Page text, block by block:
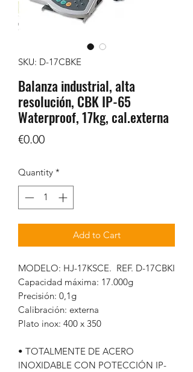
SKU: D-17CBKE
Balanza industrial, alta
resolución, CBK IP-65
Waterproof, 17kg, cal.externa
€0.00Price
Quantity *
Add to Cart
MODELO: HJ-17KSCE. REF. D-17CBKI
Capacidad máxima: 17.000g
Precisión: 0,1g
Calibración: externa
Plato inox: 400 x 350
• TOTALMENTE DE ACERO
INOXIDABLE CON POTECCIÓN IP-